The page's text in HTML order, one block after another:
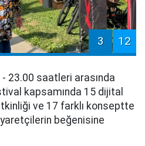
3 12
23.00 saatleri arasında
kapsamında 15 dijital
ve 17 farklı konseptte
beğenisine